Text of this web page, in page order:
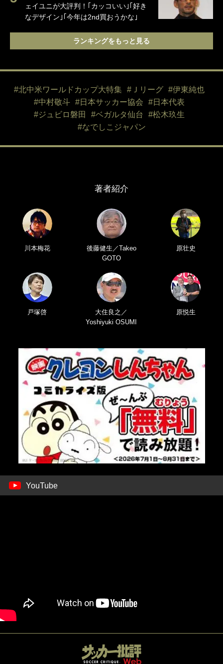
ェイユニが大評判！｢カッコいい｣｢好き
なデザイン｣｢今年は2nd買おうかな｣
ランキングをもっと見る
#北中米ワールドカップ大特集 #Ｊリーグ
#伊東純也
#中村敬斗
#日本サッカー協会
#日本代表
#ジュビロ磐田
#ベガルタ仙台
#松木玖生
#なでしこジャパン
著者紹介
川本梅花
後藤健生／Takeo
GOTO
原壮史
戸塚啓
大住良之／
Yoshiyuki OSUMI
原悦生
YouTube